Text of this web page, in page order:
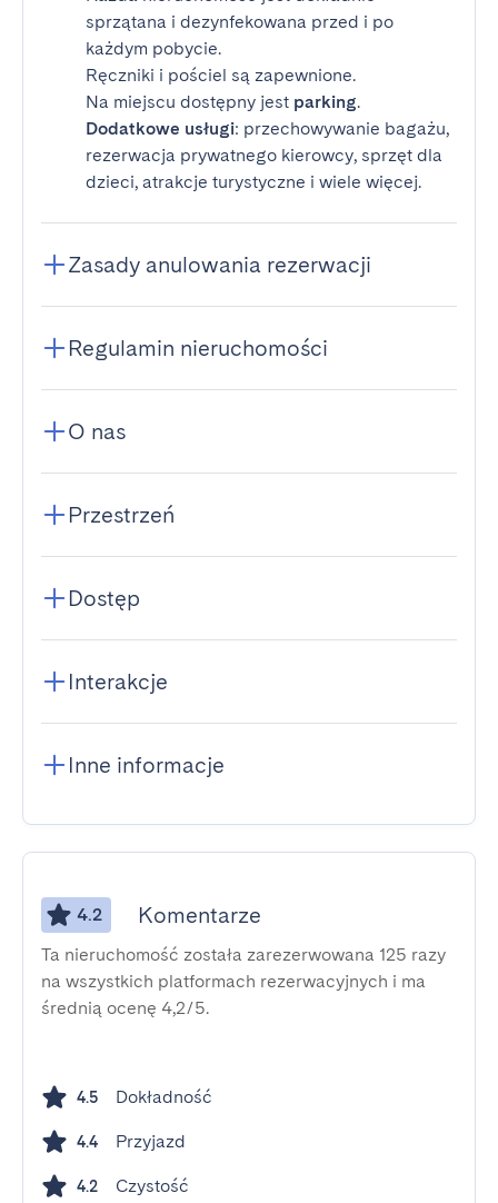
sprzątana i dezynfekowana przed i po
każdym pobycie.
Ręczniki i pościel są zapewnione.
Na miejscu dostępny jest parking.
Dodatkowe usługi: przechowywanie bagażu,
rezerwacja prywatnego kierowcy, sprzęt dla
dzieci, atrakcje turystyczne i wiele więcej.
Zasady anulowania rezerwacji
Regulamin nieruchomości
O nas
Przestrzeń
Dostęp
Interakcje
Inne informacje
4.2 Komentarze
Ta nieruchomość została zarezerwowana 125 razy
na wszystkich platformach rezerwacyjnych i ma
średnią ocenę 4,2/5.
4.5 Dokładność
4.4 Przyjazd
4.2 Czystość